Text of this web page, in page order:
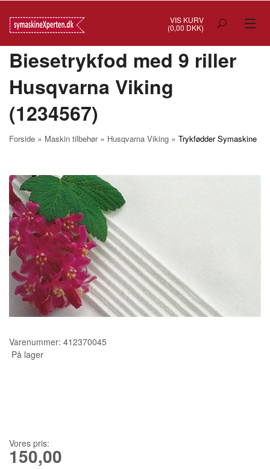
VIS KURV
(0,00 DKK)
TILBUD
SYMASKINER
OVERLOCK
INDUSTRI
BRUGTE/DEMO
MASKIN TILBEHØR
SYTILBEHØR
KURSER
SCANNCUT
Biesetrykfod med 9 riller
Husqvarna Viking
(1234567)
Forside » Maskin tilbehør» Husqvarna Viking » Trykfødder Symaskine
Varenummer: 412370045
På lager
Vores pris:
150,00